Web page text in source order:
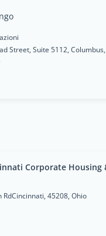
Street, Suite 5112,
Corporate Housing
RdCincinnati, 45208, Ohio